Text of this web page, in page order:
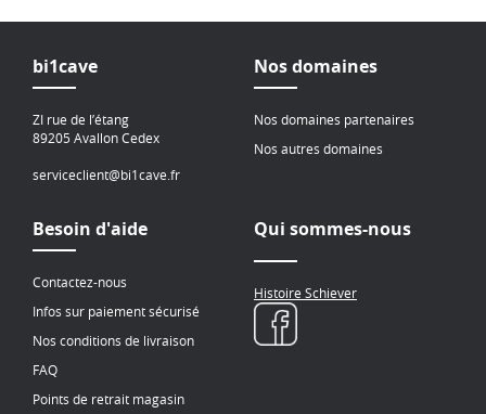
bi1cave
ZI rue de l’étang
89205 Avallon Cedex
serviceclient@bi1cave.fr
Nos domaines
Nos domaines partenaires
Nos autres domaines
Besoin d'aide
Contactez-nous
Infos sur paiement sécurisé
Nos conditions de livraison
FAQ
Points de retrait magasin
Qui sommes-nous
Histoire Schiever